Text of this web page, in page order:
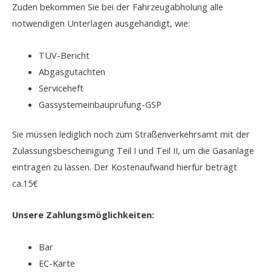
Zuden bekommen Sie bei der Fahrzeugabholung alle
notwendigen Unterlagen ausgehändigt, wie:
TÜV-Bericht
Abgasgutachten
Serviceheft
Gassystemeinbauprüfung-GSP
Sie müssen lediglich noch zum Straßenverkehrsamt mit der
Zulassungsbescheinigung Teil I und Teil II, um die Gasanlage
eintragen zu lassen. Der Kostenaufwand hierfür beträgt
ca.15€
Unsere Zahlungsmöglichkeiten:
Bar
EC-Karte